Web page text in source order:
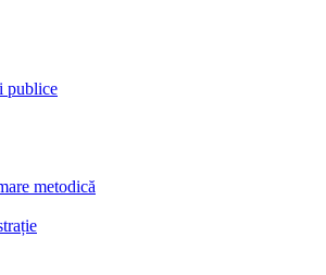
publice
metodică